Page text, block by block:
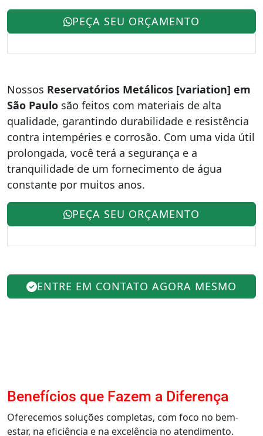
PEÇA SEU ORÇAMENTO
Nossos Reservatórios Metálicos [variation] em
São Paulo são feitos com materiais de alta
qualidade, garantindo durabilidade e resistência
contra intempéries e corrosão. Com uma vida útil
prolongada, você terá a segurança e a
tranquilidade de um fornecimento de água
constante por muitos anos.
PEÇA SEU ORÇAMENTO
ENTRE EM CONTATO AGORA MESMO
Benefícios que Fazem a Diferença
Oferecemos soluções completas, com foco no bem-
estar, na eficiência e na excelência no atendimento.